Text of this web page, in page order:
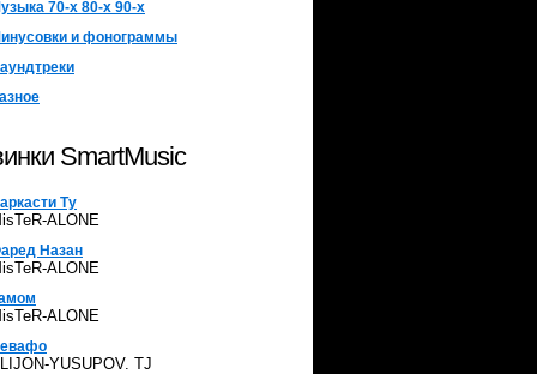
70-х 80-х 90-х
и фонограммы
SmartMusic
Ту
ALONE
Назан
ALONE
ALONE
YUSUPOV. TJ